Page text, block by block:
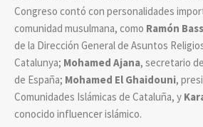
Congreso contó con personalidades
comunidad musulmana, como Ramón
de la Dirección General de Asuntos
Catalunya; Mohamed Ajana, secretario
de España; Mohamed El Ghaidouni,
Comunidades Islámicas de Cataluña, y
conocido influencer islámico.